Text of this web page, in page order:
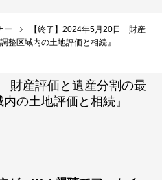
ー
【終了】2024年5月20日 財産
整区域内の土地評価と相続』
財産評価と遺産分割の最
の土地評価と相続』